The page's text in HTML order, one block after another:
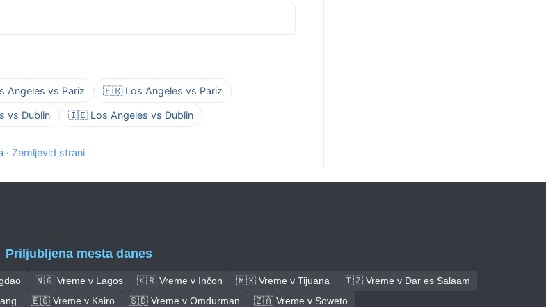
vs Pariz 🇫🇷 Los Angeles vs Pariz
vs Dublin 🇮🇪 Los Angeles vs Dublin
· Zemljevid strani
Priljubljena mesta danes
🇳🇬 Vreme v Lagos 🇰🇷 Vreme v Inčon 🇲🇽 Vreme v Tijuana
🇹🇿 Vreme v Dar es Salaam
🇪🇬 Vreme v Kairo 🇸🇩 Vreme v Omdurman 🇿🇦 Vreme v Soweto